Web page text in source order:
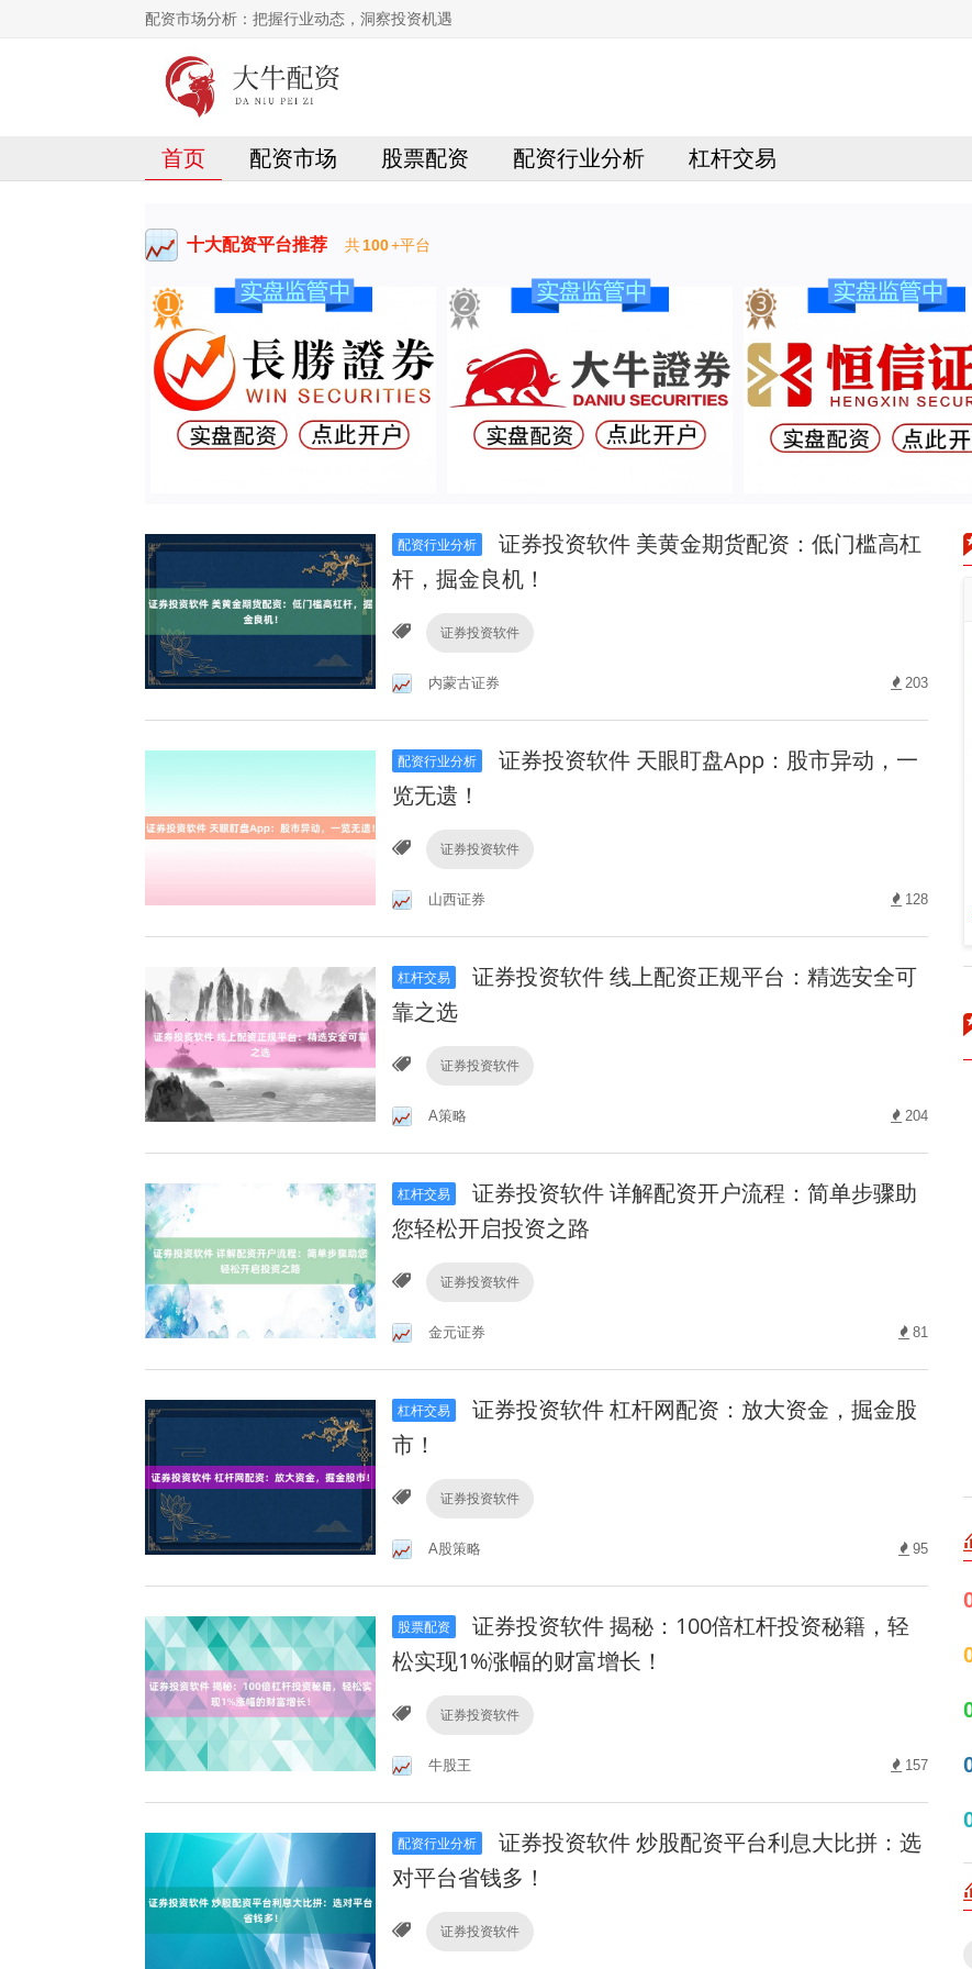
配资市场分析：把握行业动态，洞察投资机遇
首页 配资市场 股票配资 配资行业分析 杠杆交易
十大配资平台推荐 共100+平台
配资行业分析
证券投资软件 美黄金期货配资：低门槛高杠
杆，掘金良机！
证券投资软件
内蒙古证券 203
配资行业分析
证券投资软件 天眼盯盘App：股市异动，一
览无遗！
证券投资软件
山西证券 128
杠杆交易
证券投资软件 线上配资正规平台：精选安全可
靠之选
证券投资软件
A策略 204
杠杆交易
证券投资软件 详解配资开户流程：简单步骤助
您轻松开启投资之路
证券投资软件
金元证券 81
杠杆交易
证券投资软件 杠杆网配资：放大资金，掘金股
市！
证券投资软件
A股策略 95
股票配资
证券投资软件 揭秘：100倍杠杆投资秘籍，轻
松实现1%涨幅的财富增长！
证券投资软件
牛股王 157
配资行业分析
证券投资软件 炒股配资平台利息大比拼：选
对平台省钱多！
证券投资软件